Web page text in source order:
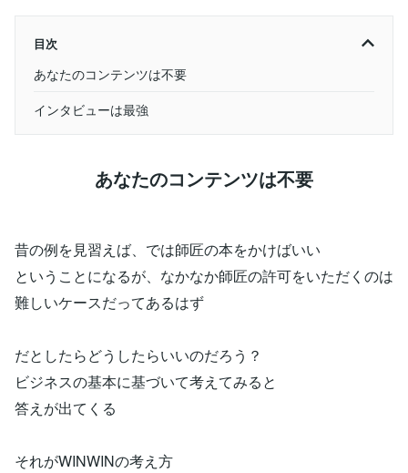
目次
あなたのコンテンツは不要
インタビューは最強
あなたのコンテンツは不要
昔の例を見習えば、では師匠の本をかけばいい
ということになるが、なかなか師匠の許可をいただくのは
難しいケースだってあるはず
だとしたらどうしたらいいのだろう？
ビジネスの基本に基づいて考えてみると
答えが出てくる
それがWINWINの考え方